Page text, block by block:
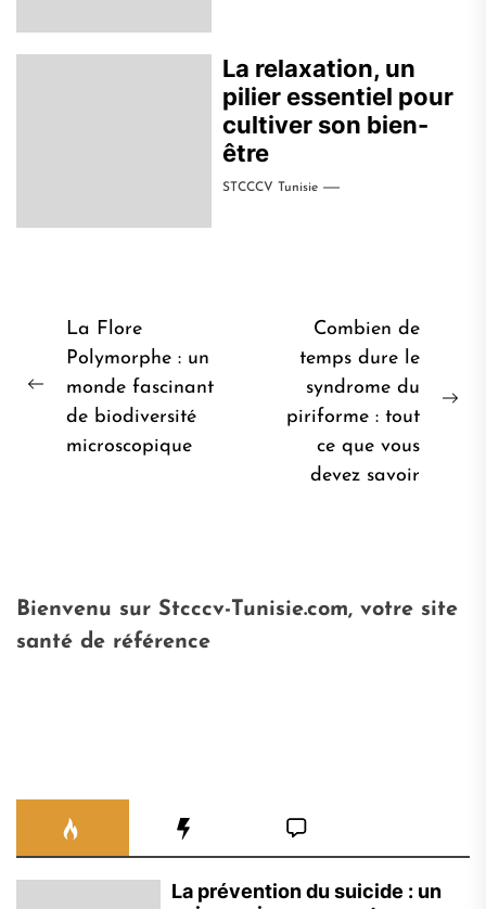
La relaxation, un
pilier essentiel pour
cultiver son bien-
être
STCCCV Tunisie
Navigation
l’article
précédent:
La Flore
Polymorphe : un
monde fascinant
de biodiversité
microscopique
Combien de
temps dure le
syndrome du
piriforme : tout
ce que vous
devez savoir
Bienvenu sur Stcccv-Tunisie.com, votre site
santé de référence
La prévention du suicide : un